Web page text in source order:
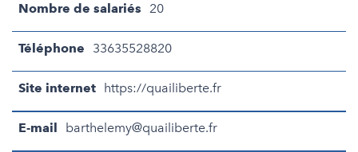
Nombre de salariés 20
Téléphone 33635528820
Site internet https://quailiberte.fr
E-mail barthelemy@quailiberte.fr